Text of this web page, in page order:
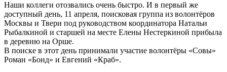
Наши коллеги отозвались очень быстро. И в первый же
доступный день, 11 апреля, поисковая группа из волонтёров
Москвы и Твери под руководством координатора Натальи
Рыбалкиной и старшей на месте Елены Нестеркиной прибыла
в деревню на Орше.
В поиске в этот день принимали участие волонтёры «Совы»
Роман «Бонд» и Евгений «Краб».